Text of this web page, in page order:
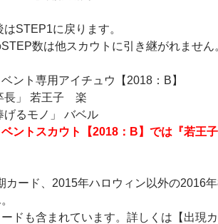
STEP1に戻ります。
数は他スカウトに引き継がれません
ント専用アイチュウ【2018：B】
長」 若王子 楽
げるモノ」 バベル
ントスカウト【2018：B】では『若王
ード、2015年ハロウィン以外の2016
ドも含まれています。詳しくは【出現